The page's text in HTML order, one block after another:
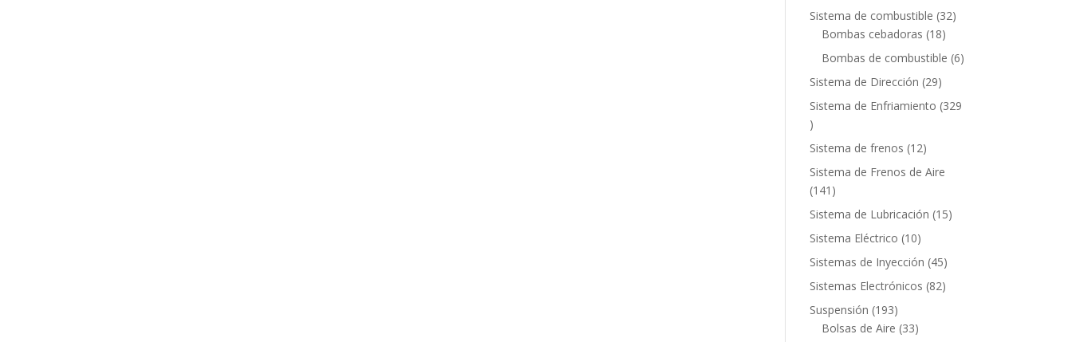
productos
Sistema de combustible 3232
Bombas cebadoras 1818
productos
Bombas de combustible 66
Sistema de Dirección 2929
productos
Sistema de Enfriamiento 329
329
productos
Sistema de frenos 1212
productos
Sistema de Frenos de Aire
141 141
productos
Sistema de Lubricación 1515
Sistema Eléctrico 1010
productos
Sistemas de Inyección 4545
productos
Sistemas Electrónicos 8282
Suspensión 193193
productos
Bolsas de Aire 3333